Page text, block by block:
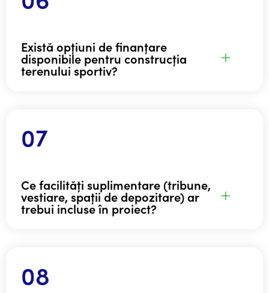
Există opțiuni de finanțare
disponibile pentru construcția
terenului sportiv?
Ce facilități suplimentare (tribune,
vestiare, spații de depozitare) ar
trebui incluse în proiect?